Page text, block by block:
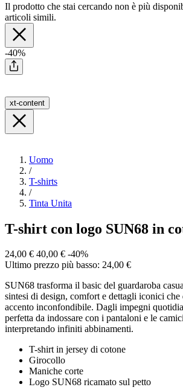
Il prodotto che stai cercando non è più
articoli simili.
-40%
xt-content
Uomo
/
T-shirts
/
Tinta Unita
T-shirt con logo SUN68 in
24,00 € 40,00 € -40%
Ultimo prezzo più basso: 24,00 €
SUN68 trasforma il basic del guardaroba
sintesi di design, comfort e dettagli iconici
accento inconfondibile. Dagli impegni
perfetta da indossare con i pantaloni e le
interpretando infiniti abbinamenti.
T-shirt in jersey di cotone
Girocollo
Maniche corte
Logo SUN68 ricamato sul petto